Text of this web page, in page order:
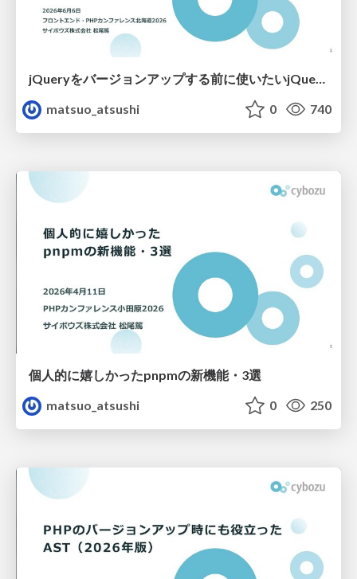
matsuo_atsushi
0 740
個人的に嬉しかったpnpmの新機能・3選
matsuo_atsushi
0 250